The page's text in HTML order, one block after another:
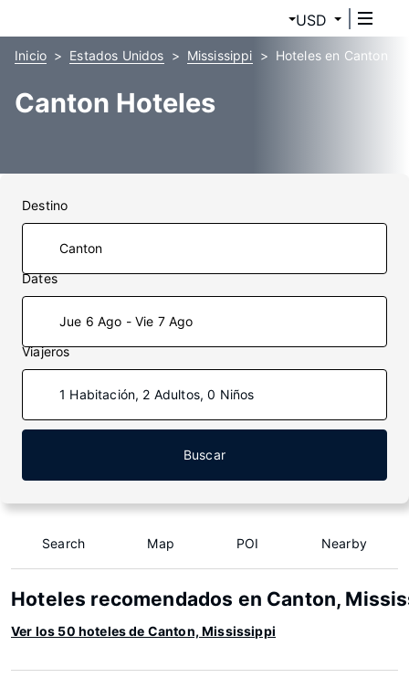
USD
Inicio Estados Unidos Mississippi Hoteles en Canton
Canton Hoteles
Destino
Dates
Jue 6 Ago - Vie 7 Ago
Viajeros
1 Habitación, 2 Adultos, 0 Niños
Buscar
Search Map POI Nearby
Hoteles recomendados en Canton,
Ver los 50 hoteles de Canton, Mississippi